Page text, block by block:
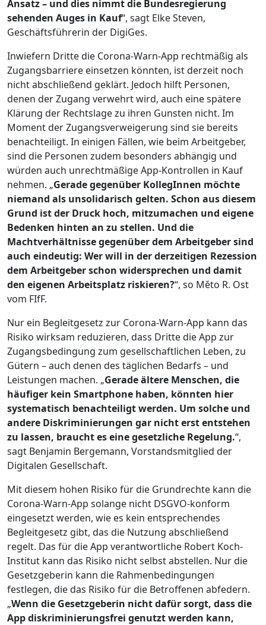
Ansatz – und dies nimmt die Bundesregierung
sehenden Auges in Kauf“, sagt Elke Steven,
Geschäftsführerin der DigiGes.
Inwiefern Dritte die Corona-Warn-App rechtmäßig als
Zugangsbarriere einsetzen könnten, ist derzeit noch
nicht abschließend geklärt. Jedoch hilft Personen,
denen der Zugang verwehrt wird, auch eine spätere
Klärung der Rechtslage zu ihren Gunsten nicht. Im
Moment der Zugangsverweigerung sind sie bereits
benachteiligt. In einigen Fällen, wie beim Arbeitgeber,
sind die Personen zudem besonders abhängig und
würden auch unrechtmäßige App-Kontrollen in Kauf
nehmen. „Gerade gegenüber KollegInnen möchte
niemand als unsolidarisch gelten. Schon aus diesem
Grund ist der Druck hoch, mitzumachen und eigene
Bedenken hinten an zu stellen. Und die
Machtverhältnisse gegenüber dem Arbeitgeber sind
auch eindeutig: Wer will in der derzeitigen Rezession
dem Arbeitgeber schon widersprechen und damit
den eigenen Arbeitsplatz riskieren?“, so Měto R. Ost
vom FIfF.
Nur ein Begleitgesetz zur Corona-Warn-App kann das
Risiko wirksam reduzieren, dass Dritte die App zur
Zugangsbedingung zum gesellschaftlichen Leben, zu
Gütern – auch denen des täglichen Bedarfs – und
Leistungen machen. „Gerade ältere Menschen, die
häufiger kein Smartphone haben, könnten hier
systematisch benachteiligt werden. Um solche und
andere Diskriminierungen gar nicht erst entstehen
zu lassen, braucht es eine gesetzliche Regelung.“,
sagt Benjamin Bergemann, Vorstandsmitglied der
Digitalen Gesellschaft.
Mit diesem hohen Risiko für die Grundrechte kann die
Corona-Warn-App solange nicht DSGVO-konform
eingesetzt werden, wie es kein entsprechendes
Begleitgesetz gibt, das die Nutzung abschließend
regelt. Das für die App verantwortliche Robert Koch-
Institut kann das Risiko nicht selbst abstellen. Nur die
Gesetzgeberin kann die Rahmenbedingungen
festlegen, die das Risiko für die Betroffenen abfedern.
„Wenn die Gesetzgeberin nicht dafür sorgt, dass die
App diskriminierungsfrei genutzt werden kann,